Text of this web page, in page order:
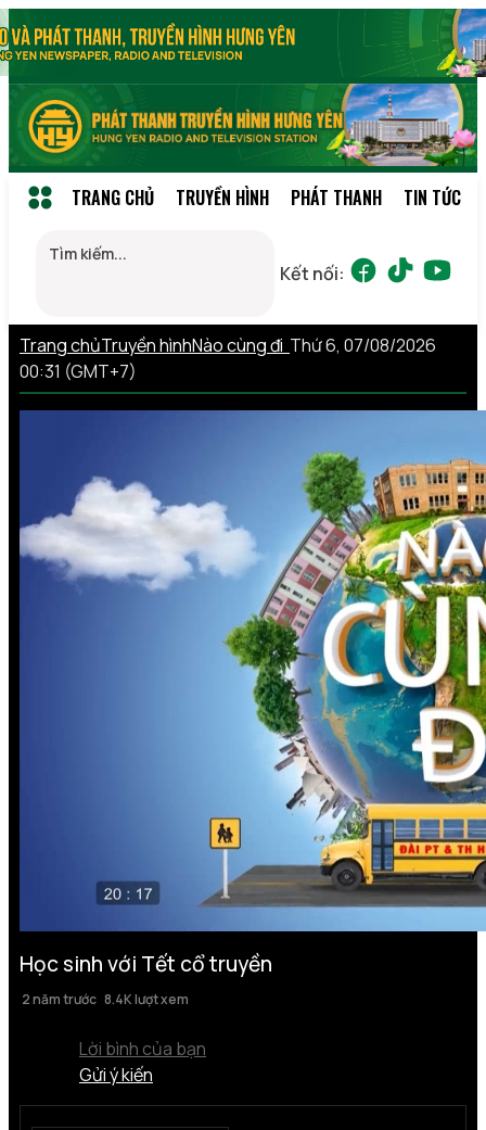
TRANG CHỦ TRUYỀN HÌNH PHÁT THANH TIN TỨC
Kết nối:
Trang chủTruyền hìnhNào cùng đi Thứ 6, 07/08/2026
00:31 (GMT+7)
Học sinh với Tết cổ truyền
2 năm trước 8.4K lượt xem
Lời bình của bạn
Gửi ý kiến